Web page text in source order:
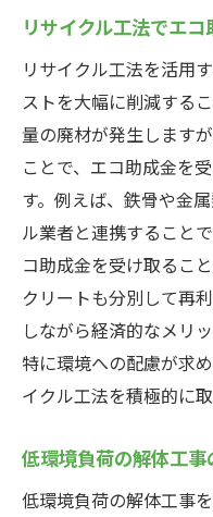
リサイクル工法でエ
リサイクル工法を活用
ストを大幅に削減する
量の廃材が発生します
ことで、エコ助成金を
す。例えば、鉄骨や金
ル業者と連携すること
コ助成金を受け取るこ
クリートも分別して再
しながら経済的なメリ
特に環境への配慮が求
イクル工法を積極的に
低環境負荷の解体工
低環境負荷の解体工事